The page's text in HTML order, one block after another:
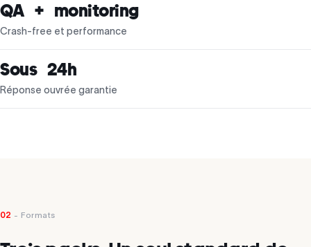
QA + monitoring
Crash-free et performance
Sous 24h
Réponse ouvrée garantie
02 - Formats